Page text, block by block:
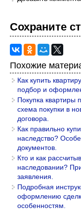
Сохраните
Похожие
Как купить
подбор и
Покупка квартиры
схема покупки в
договора.
Как правильно
наследство?
документов.
Кто и как
наследовании?
заявления.
Подробная
оформлению
особенностям.